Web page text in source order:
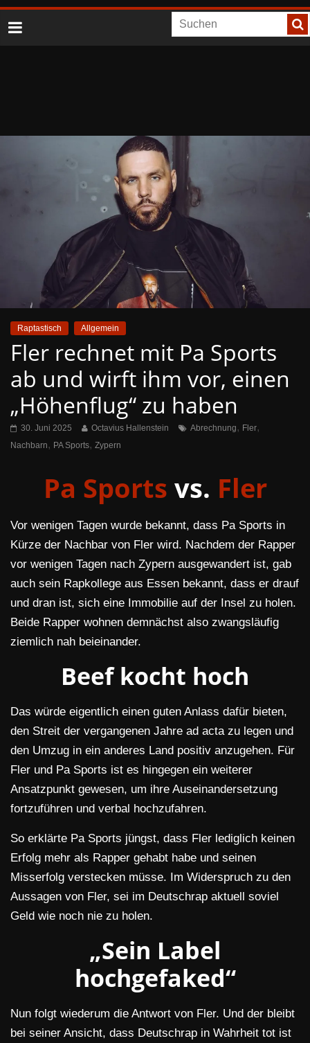
Raptastisch Allgemein
Fler rechnet mit Pa Sports
ab und wirft ihm vor, einen
„Höhenflug“ zu haben
30. Juni 2025 Octavius Hallenstein Abrechnung, Fler,
Nachbarn, PA Sports, Zypern
Pa Sports vs. Fler
Vor wenigen Tagen wurde bekannt, dass Pa Sports in
Kürze der Nachbar von Fler wird. Nachdem der Rapper
vor wenigen Tagen nach Zypern ausgewandert ist, gab
auch sein Rapkollege aus Essen bekannt, dass er drauf
und dran ist, sich eine Immobilie auf der Insel zu holen.
Beide Rapper wohnen demnächst also zwangsläufig
ziemlich nah beieinander.
Beef kocht hoch
Das würde eigentlich einen guten Anlass dafür bieten,
den Streit der vergangenen Jahre ad acta zu legen und
den Umzug in ein anderes Land positiv anzugehen. Für
Fler und Pa Sports ist es hingegen ein weiterer
Ansatzpunkt gewesen, um ihre Auseinandersetzung
fortzuführen und verbal hochzufahren.
So erklärte Pa Sports jüngst, dass Fler lediglich keinen
Erfolg mehr als Rapper gehabt habe und seinen
Misserfolg verstecken müsse. Im Widerspruch zu den
Aussagen von Fler, sei im Deutschrap aktuell soviel
Geld wie noch nie zu holen.
„Sein Label
hochgefaked“
Nun folgt wiederum die Antwort von Fler. Und der bleibt
bei seiner Ansicht, dass Deutschrap in Wahrheit tot ist